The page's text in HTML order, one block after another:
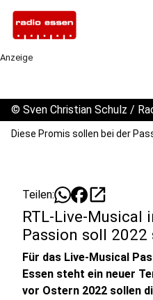
Anzeige
© Sven Christian Schulz /
Diese Promis sollen bei der
Teilen: open_in_new
RTL-Live-Musical
Passion soll
Für das Live-Musical
Essen steht ein neuer
vor Ostern 2022 sollen